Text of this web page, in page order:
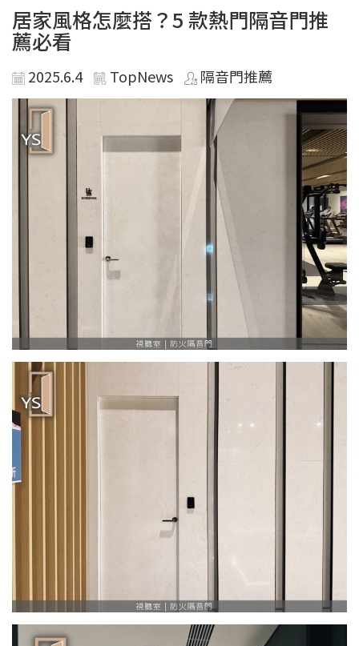
居家風格怎麼搭？5 款熱門隔音門推
薦必看
2025.6.4 TopNews 隔音門推薦